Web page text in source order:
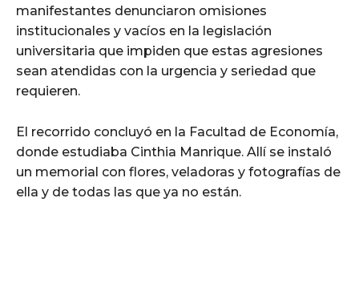
manifestantes denunciaron omisiones
institucionales y vacíos en la legislación
universitaria que impiden que estas agresiones
sean atendidas con la urgencia y seriedad que
requieren.
El recorrido concluyó en la Facultad de Economía,
donde estudiaba Cinthia Manrique. Allí se instaló
un memorial con flores, veladoras y fotografías de
ella y de todas las que ya no están.